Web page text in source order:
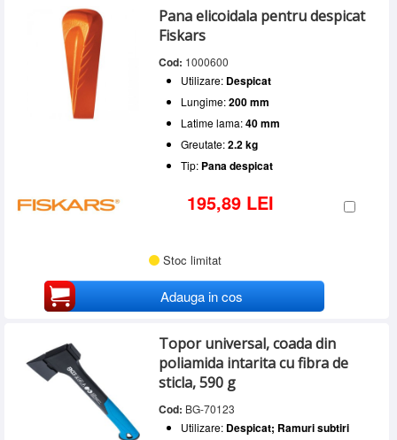
Pana elicoidala pentru despicat
Fiskars
Cod: 1000600
Utilizare: Despicat
Lungime:200 mm
Latime lama:40 mm
Greutate:2.2 kg
Tip: Pana despicat
195,89 LEI
Stoc limitat
Adauga in cos
Topor universal, coada din
poliamida intarita cu fibra de
sticla, 590 g
Cod: BG-70123
Utilizare: Despicat; Ramuri subtiri